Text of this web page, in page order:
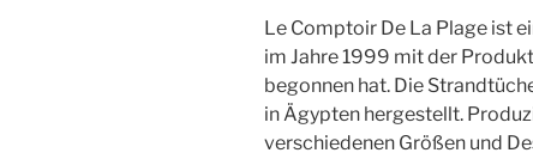
Le Comptoir De La Plage ist
im Jahre 1999 mit der
begonnen hat. Die
in Ägypten hergestellt.
verschiedenen Größen und